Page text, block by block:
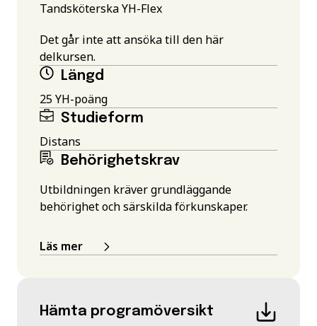
Tandsköterska YH-Flex
Det går inte att ansöka till den här
delkursen.
Längd
25 YH-poäng
Studieform
Distans
Behörighetskrav
Utbildningen kräver grundläggande
behörighet och särskilda förkunskaper.
Läs mer
Hämta programöversikt